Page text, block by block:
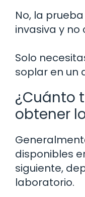
No, la
invasiva y no
Solo
soplar en un
¿Cuánto
obtener
disponibles
siguiente,
laboratorio.